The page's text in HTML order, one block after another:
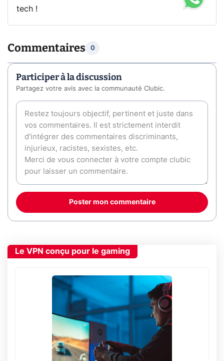
tech !
Commentaires 0
Participer à la discussion
Partagez votre avis avec la communauté Clubic.
Poster mon commentaire
Le VPN conçu pour le gaming